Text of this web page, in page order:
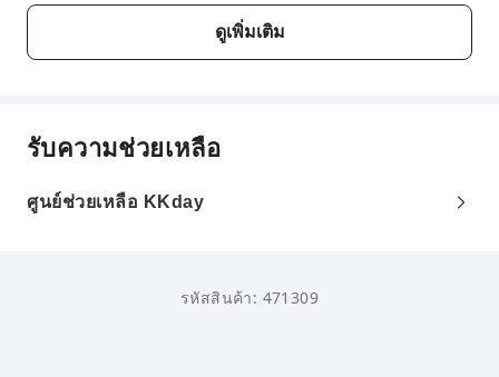
ช่วยรับประกันการนอนหลับอย่างสุขสงบ Belvilla by OYO Villa
Paola มีห้องพักหลายห้องที่มีการออกแบบที่เป็นเอกลักษณ์ เช่น
ห้องนั่งเล่นแยกเป็นสัดส่วน หรือแม้แต่ระเบียงหรือเฉลียง ห้อง
ห้องให้บริการสิ่งอำนวยความสะดวกสำหรับชงกาแฟหรือชา ผู้
เข้าพักที่ต้องการสร้างสรรค์อาหารรสเลิศส่วนตัวจะต้องประทับ
ดูเพิ่มเติม
รับความช่วยเหลือ
ศูนย์ช่วยเหลือ KKday
รหัสสินค้า: 471309